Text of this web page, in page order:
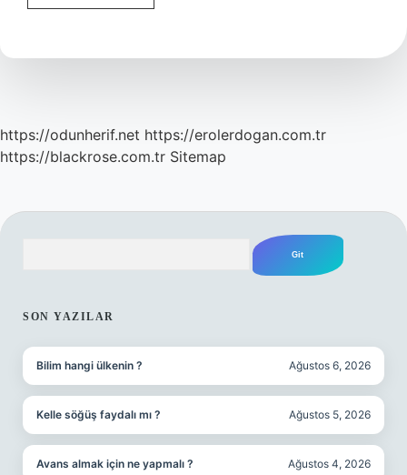
Yağları
https://odunherif.net https://erolerdogan.com.tr
https://blackrose.com.tr Sitemap
SON YAZILAR
Bilim hangi ülkenin ? Ağustos 6, 2026
Kelle söğüş faydalı mı ? Ağustos 5, 2026
Avans almak için ne yapmalı ? Ağustos 4, 2026